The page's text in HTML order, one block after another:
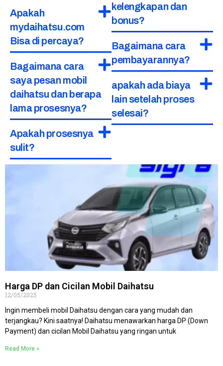
Apakah
mydaihatsu.com
Bisa di percaya?
Bagaimana cara
saya pesan mobil
daihatsu dan berapa
lama prosesnya?
Apakah prosesnya
sulit?
kelengkapan dan
bonus?
Bagaimana cara
pembayarannya?
apakah ada biaya
lain setelah proses
selesai?
Harga DP dan Cicilan Mobil Daihatsu
12/05/2025
Ingin membeli mobil Daihatsu dengan cara yang mudah dan
terjangkau? Kini saatnya! Daihatsu menawarkan harga DP (Down
Payment) dan cicilan Mobil Daihatsu yang ringan untuk
Read More »